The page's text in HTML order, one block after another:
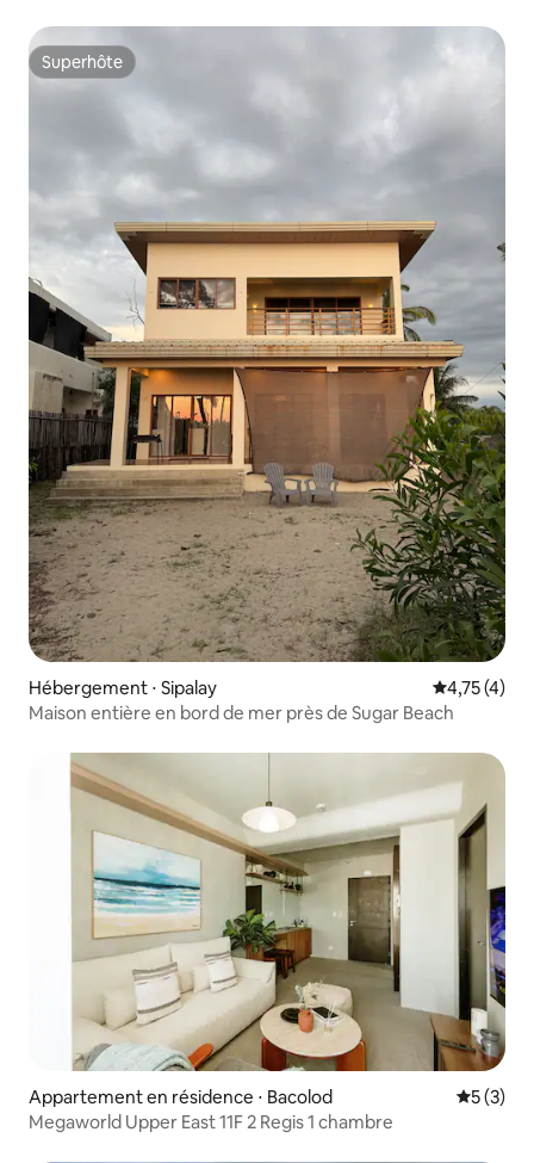
Superhôte
Superhôte
Hébergement ⋅ Sipalay Évaluation
4,75 (4)
Maison entière en bord de mer près de Sugar Beach
Appartement en résidence ⋅ Bacolod
5 (3)
Megaworld Upper East 11F 2 Regis 1 chambre